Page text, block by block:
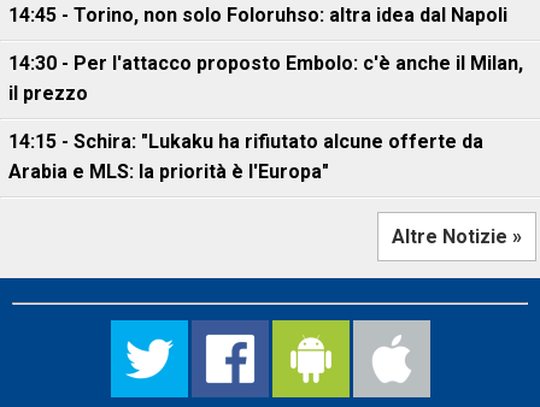
14:45 - Torino, non solo Foloruhso: altra idea dal Napoli
14:30 - Per l'attacco proposto Embolo: c'è anche il Milan,
il prezzo
14:15 - Schira: "Lukaku ha rifiutato alcune offerte da
Arabia e MLS: la priorità è l'Europa"
Altre Notizie »